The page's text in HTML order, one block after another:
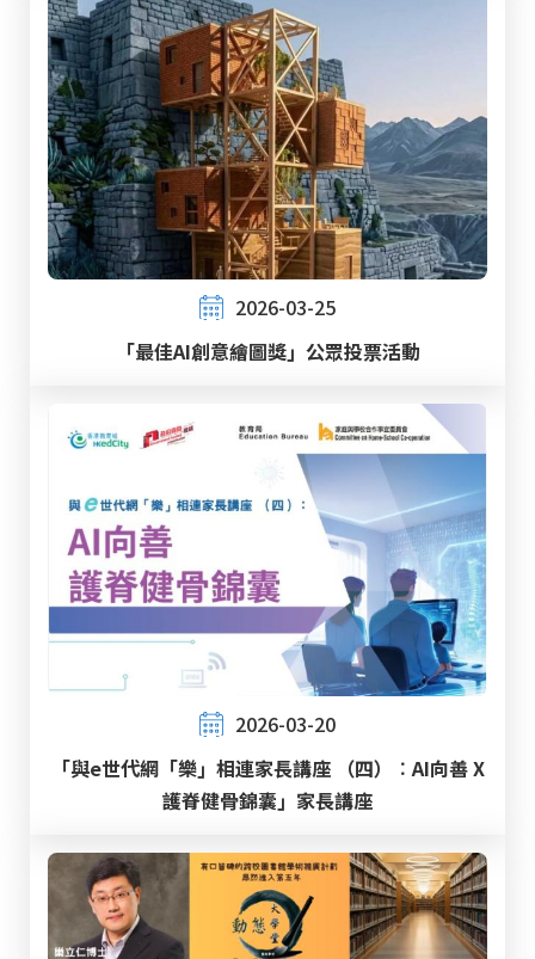
2026-03-25
「最佳AI創意繪圖獎」公眾投票活動
2026-03-20
「與e世代網「樂」相連家長講座 （四）︰AI向善 X
護脊健骨錦囊」家長講座